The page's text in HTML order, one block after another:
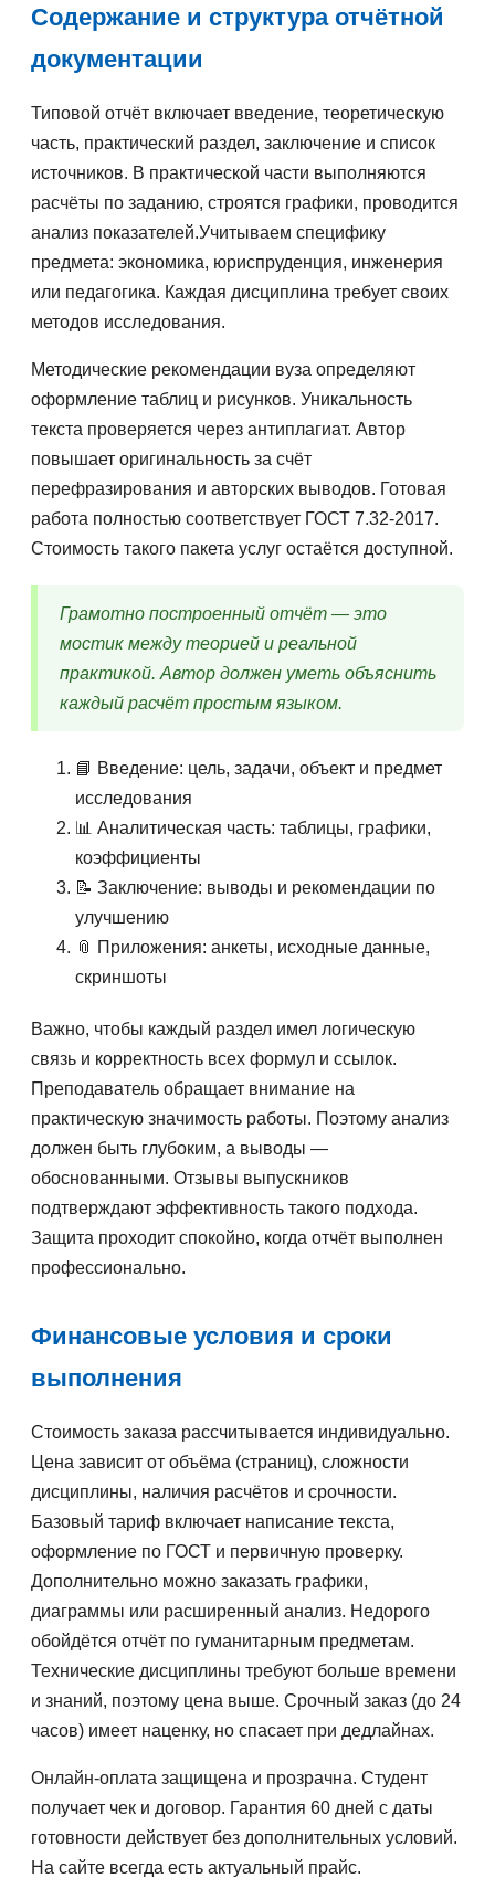
Содержание и структура отчётной
документации
Типовой отчёт включает введение, теоретическую
часть, практический раздел, заключение и список
источников. В практической части выполняются
расчёты по заданию, строятся графики, проводится
анализ показателей.Учитываем специфику
предмета: экономика, юриспруденция, инженерия
или педагогика. Каждая дисциплина требует своих
методов исследования.
Методические рекомендации вуза определяют
оформление таблиц и рисунков. Уникальность
текста проверяется через антиплагиат. Автор
повышает оригинальность за счёт
перефразирования и авторских выводов. Готовая
работа полностью соответствует ГОСТ 7.32-2017.
Стоимость такого пакета услуг остаётся доступной.
Грамотно построенный отчёт — это
мостик между теорией и реальной
практикой. Автор должен уметь объяснить
каждый расчёт простым языком.
📘 Введение: цель, задачи, объект и предмет
исследования
📊 Аналитическая часть: таблицы, графики,
коэффициенты
📝 Заключение: выводы и рекомендации по
улучшению
📎 Приложения: анкеты, исходные данные,
скриншоты
Важно, чтобы каждый раздел имел логическую
связь и корректность всех формул и ссылок.
Преподаватель обращает внимание на
практическую значимость работы. Поэтому анализ
должен быть глубоким, а выводы —
обоснованными. Отзывы выпускников
подтверждают эффективность такого подхода.
Защита проходит спокойно, когда отчёт выполнен
профессионально.
Финансовые условия и сроки
выполнения
Стоимость заказа рассчитывается индивидуально.
Цена зависит от объёма (страниц), сложности
дисциплины, наличия расчётов и срочности.
Базовый тариф включает написание текста,
оформление по ГОСТ и первичную проверку.
Дополнительно можно заказать графики,
диаграммы или расширенный анализ. Недорого
обойдётся отчёт по гуманитарным предметам.
Технические дисциплины требуют больше времени
и знаний, поэтому цена выше. Срочный заказ (до 24
часов) имеет наценку, но спасает при дедлайнах.
Онлайн-оплата защищена и прозрачна. Студент
получает чек и договор. Гарантия 60 дней с даты
готовности действует без дополнительных условий.
На сайте всегда есть актуальный прайс.